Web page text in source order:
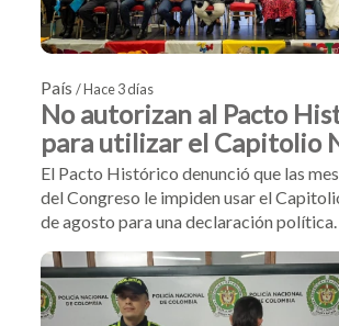
País / Hace 3 días
No autorizan al Pacto
para utilizar el Capitolio
este 7 de agosto
El Pacto Histórico denunció que las
del Congreso le impiden usar el
de agosto para una declaración política.
Espriella en Cali y exigió el
garantías del Estatuto de la Oposición.